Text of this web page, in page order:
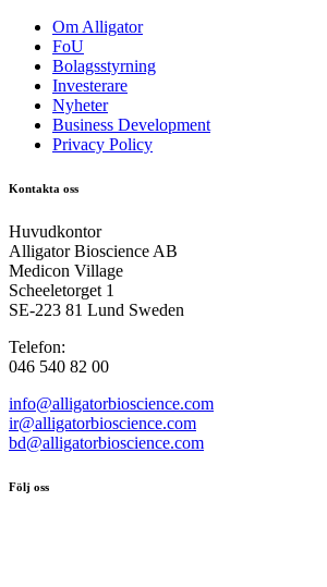
Om Alligator
FoU
Bolagsstyrning
Investerare
Nyheter
Business Development
Privacy Policy
Kontakta oss
Huvudkontor
Alligator Bioscience AB
Medicon Village
Scheeletorget 1
SE-223 81 Lund Sweden
Telefon:
046 540 82 00
info@alligatorbioscience.com
ir@alligatorbioscience.com
bd@alligatorbioscience.com
Följ oss